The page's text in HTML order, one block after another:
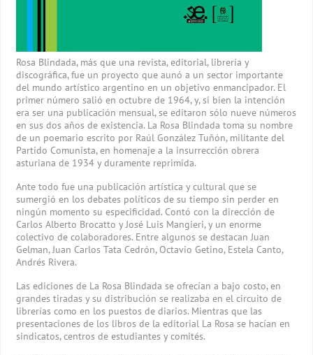
Rosa Blindada, más que una revista, editorial, librería y
discográfica, fue un proyecto que aunó a un sector importante
del mundo artístico argentino en un objetivo enmancipador. El
primer número salió en octubre de 1964, y, si bien la intención
era ser una publicación mensual, se editaron sólo nueve números
en sus dos años de existencia. La Rosa Blindada toma su nombre
de un poemario escrito por Raúl González Tuñón, militante del
Partido Comunista, en homenaje a la insurrección obrera
asturiana de 1934 y duramente reprimida.
Ante todo fue una publicación artística y cultural que se
sumergió en los debates políticos de su tiempo sin perder en
ningún momento su especificidad. Contó con la dirección de
Carlos Alberto Brocatto y José Luis Mangieri, y un enorme
colectivo de colaboradores. Entre algunos se destacan Juan
Gelman, Juan Carlos Tata Cedrón, Octavio Getino, Estela Canto,
Andrés Rivera.
Las ediciones de La Rosa Blindada se ofrecían a bajo costo, en
grandes tiradas y su distribución se realizaba en el circuito de
librerías como en los puestos de diarios. Mientras que las
presentaciones de los libros de la editorial La Rosa se hacían en
sindicatos, centros de estudiantes y comités.